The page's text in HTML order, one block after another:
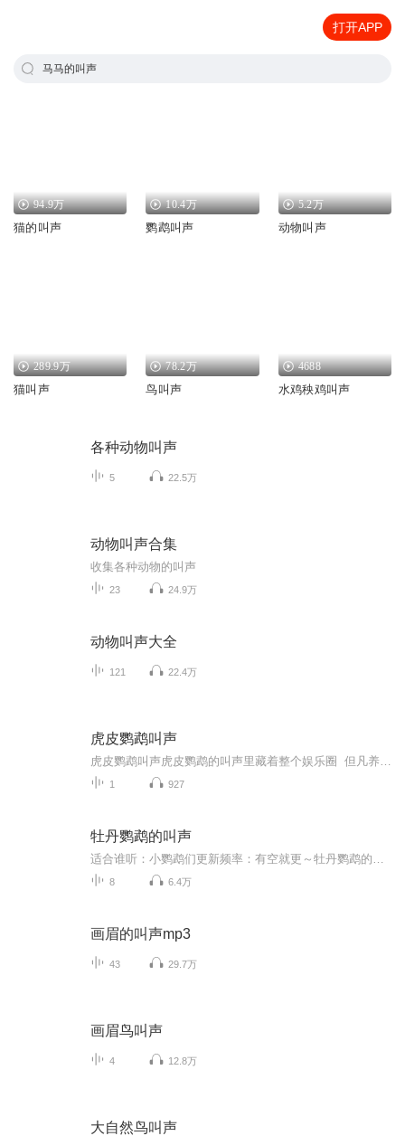
打开APP
马马的叫声
94.9万
猫的叫声
10.4万
鹦鹉叫声
5.2万
动物叫声
289.9万
猫叫声
78.2万
鸟叫声
4688
水鸡秧鸡叫声
各种动物叫声
5 22.5万
动物叫声合集
收集各种动物的叫声
23 24.9万
动物叫声大全
121 22.4万
虎皮鹦鹉叫声
1 927
牡丹鹦鹉的叫声
8 6.4万
画眉的叫声mp3
43 29.7万
画眉鸟叫声
4 12.8万
大自然鸟叫声